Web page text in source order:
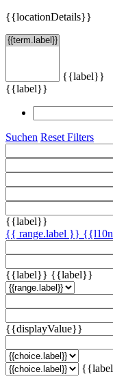
{{locationDetails}}
{{label}}
{{label}}
Suchen Reset Filters
{{label}}
{{ range.label }}
{{label}} {{label}}
{{displayValue}}